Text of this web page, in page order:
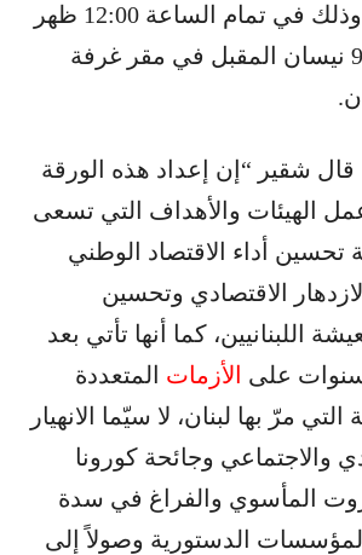
عصرية وحديثة، وذلك في تمام الساعة 12:00 ظهر
يوم الأربعاء في 9 نيسان المقبل في مقر غرفة
قال شقير “إن إعداد هذه الورقة
الهيئات والأهداف التي تسعى
تحسين أداء الاقتصاد الوطني
الاقتصادي وتحسين
اللبنانيين، كما أنها تأتي بعد
على الأزمات المتعددة
مرّ بها لبنان، لا سيّما الانهيار
والاجتماعي وجائحة كورونا
المأسوي والفراغ في سدة
الدستورية وصولاً إلى